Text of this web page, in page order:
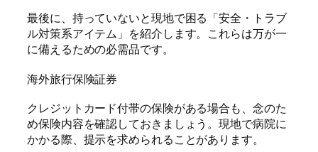
最後に、持っていないと現地で困る「安全・トラブ
ル対策系アイテム」を紹介します。これらは万が一
に備えるための必需品です。
海外旅行保険証券
クレジットカード付帯の保険がある場合も、念のた
め保険内容を確認しておきましょう。現地で病院に
かかる際、提示を求められることがあります。